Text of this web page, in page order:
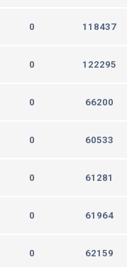
0 118437
0 122295
0 66200
0 60533
0 61281
0 61964
0 62159